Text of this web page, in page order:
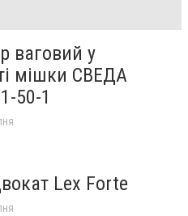
ваговий у
мішки СВЕДА
50-1
Lex Forte